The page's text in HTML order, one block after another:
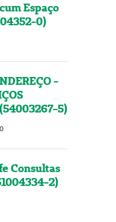
Espaço
0)
-
5)
Consultas
2)